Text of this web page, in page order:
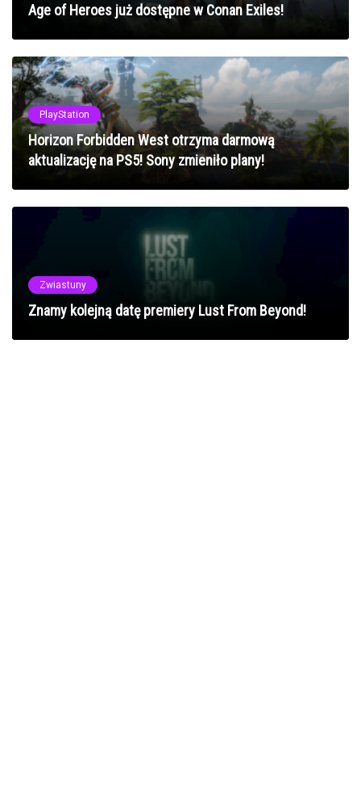
Age of Heroes już dostępne w Conan Exiles!
PlayStation
Horizon Forbidden West otrzyma darmową
aktualizację na PS5! Sony zmieniło plany!
Zwiastuny
Znamy kolejną datę premiery Lust From Beyond!